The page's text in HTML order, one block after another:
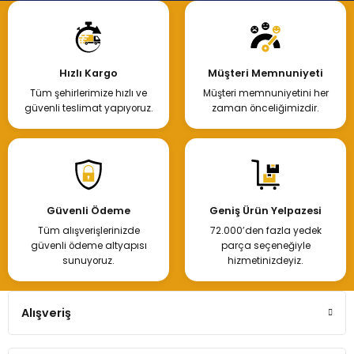
Hızlı Kargo
Tüm şehirlerimize hızlı ve
güvenli teslimat yapıyoruz.
Müşteri Memnuniyeti
Müşteri memnuniyetini her
zaman önceliğimizdir.
Güvenli Ödeme
Tüm alışverişlerinizde
güvenli ödeme altyapısı
sunuyoruz.
Geniş Ürün Yelpazesi
72.000’den fazla yedek
parça seçeneğiyle
hizmetinizdeyiz.
Alışveriş